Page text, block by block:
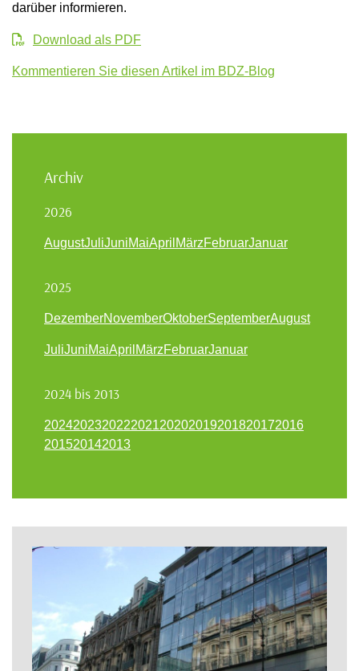
darüber informieren.
Download als PDF
Kommentieren Sie diesen Artikel im BDZ-Blog
Archiv
2026
AugustJuliJuniMaiApril MärzFebruarJanuar
2025
DezemberNovemberOktoberSeptemberAugust
JuliJuniMaiApril MärzFebruarJanuar
2024 bis 2013
202420232022202120202019201820172016
201520142013